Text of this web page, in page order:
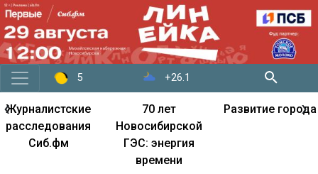
5 +26.1
Журналистские
расследования
Сиб.фм
70 лет
Новосибирской
ГЭС: энергия
времени
Развитие города
‹ ›